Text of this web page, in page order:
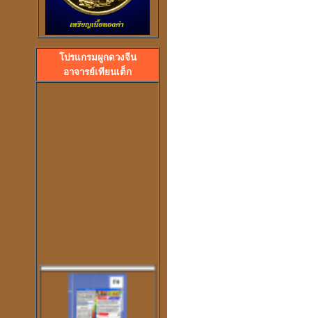
พระอาจารย์ปุ้ม วัดศาลาแดง
โปรแกรมผูกดวงจีน
อาจารย์เทียนเต็ก